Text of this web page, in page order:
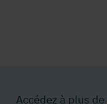
Accédez à plus de